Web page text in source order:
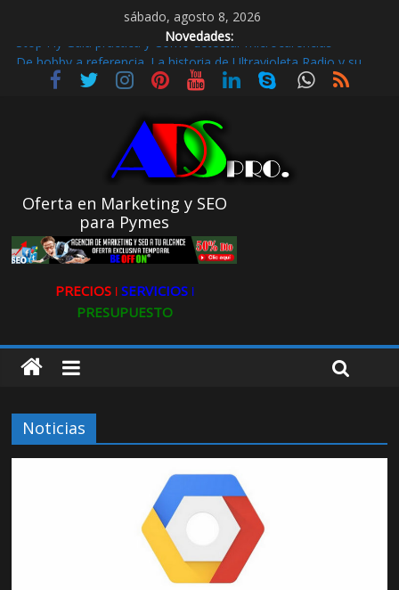
sábado, agosto 8, 2026
Novedades:
De hobby a referencia. La historia de Ultravioleta Radio y su
impacto en el mundo digital
Radio Taxi en Aljarafe y las Redes Sociales
Maximiza la Visibilidad de tu Clínica Dental en Directorios
Stop Fly Guía práctica y Cómo detectar microcarencias
Oferta en Marketing y SEO
para Pymes
PRECIOS ǀ SERVICIOS ǀ
PRESUPUESTO
Noticias